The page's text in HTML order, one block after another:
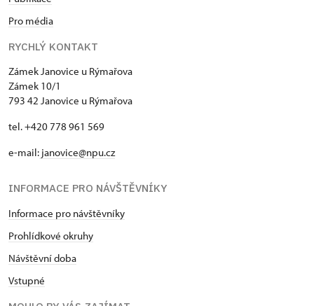
Pro média
RYCHLÝ KONTAKT
Zámek Janovice u Rýmařova
Zámek 10/1
793 42 Janovice u Rýmařova
tel. +420 778 961 569
e-mail: janovice@npu.cz
INFORMACE PRO NÁVŠTĚVNÍKY
Informace pro návštěvníky
Prohlídkové okruhy
Návštěvní doba
Vstupné